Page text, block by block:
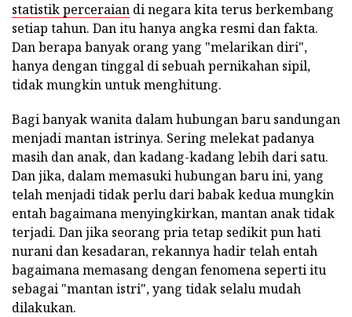
statistik perceraian di negara kita terus berkembang
setiap tahun. Dan itu hanya angka resmi dan fakta.
Dan berapa banyak orang yang "melarikan diri",
hanya dengan tinggal di sebuah pernikahan sipil,
tidak mungkin untuk menghitung.
Bagi banyak wanita dalam hubungan baru sandungan
menjadi mantan istrinya. Sering melekat padanya
masih dan anak, dan kadang-kadang lebih dari satu.
Dan jika, dalam memasuki hubungan baru ini, yang
telah menjadi tidak perlu dari babak kedua mungkin
entah bagaimana menyingkirkan, mantan anak tidak
terjadi. Dan jika seorang pria tetap sedikit pun hati
nurani dan kesadaran, rekannya hadir telah entah
bagaimana memasang dengan fenomena seperti itu
sebagai "mantan istri", yang tidak selalu mudah
dilakukan.